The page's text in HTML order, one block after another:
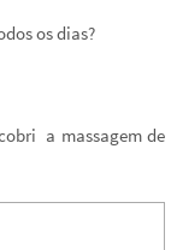
os dias?
a massagem de